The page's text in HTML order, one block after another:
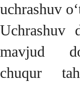
uchrashuv
Uchrashuv
mavjud
chuqur